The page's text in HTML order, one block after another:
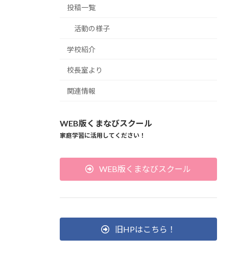
投稿一覧
活動の様子
学校紹介
校長室より
関連情報
WEB版くまなびスクール
家庭学習に活用してください！
WEB版くまなびスクール
旧HPはこちら！